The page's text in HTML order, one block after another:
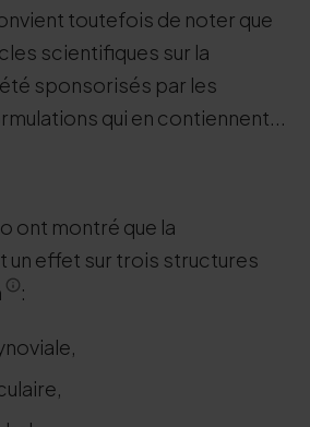
toutefois de noter que
scientifiques sur la
sponsorisés par les
qui en contiennent...
ont montré que la
un effet sur trois structures
: